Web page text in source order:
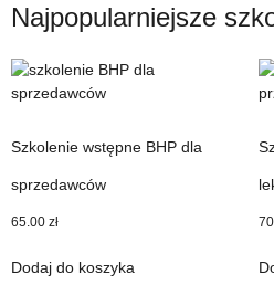
Najpopularniejsze
Szkolenie wstępne BHP dla
sprzedawców
65.00 zł
Dodaj do koszyka